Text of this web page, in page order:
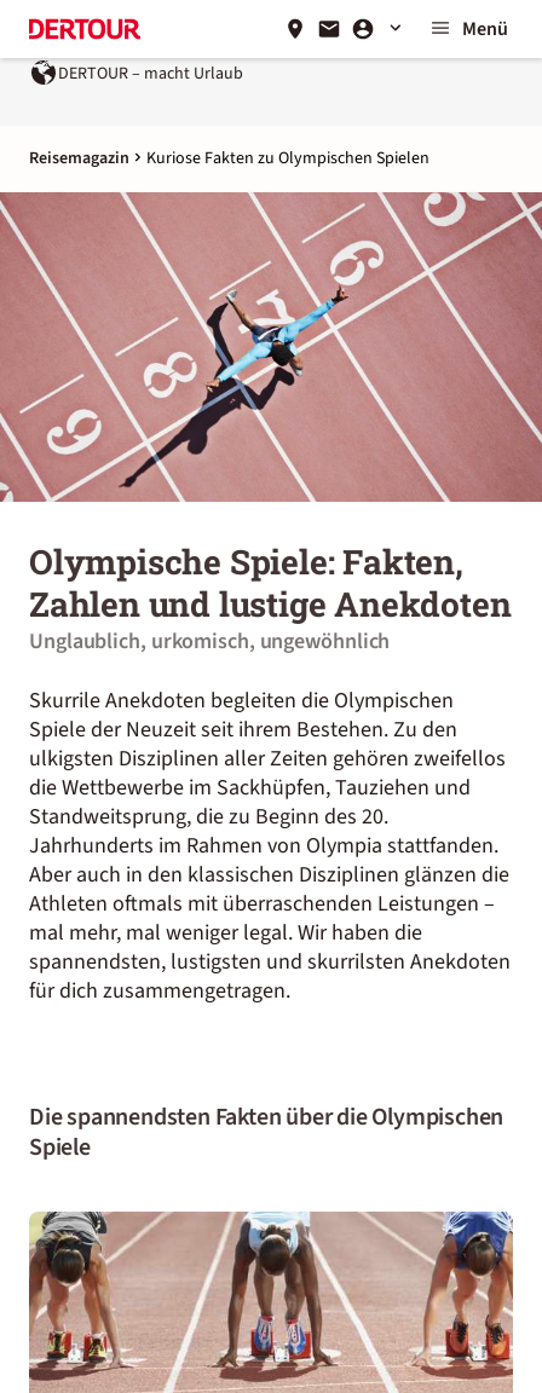
Menü
DERTOUR – macht Urlaub
Reisemagazin Kuriose Fakten zu Olympischen Spielen
Olympische Spiele: Fakten,
Zahlen und lustige Anekdoten
Unglaublich, urkomisch, ungewöhnlich
Skurrile Anekdoten begleiten die Olympischen
Spiele der Neuzeit seit ihrem Bestehen. Zu den
ulkigsten Disziplinen aller Zeiten gehören zweifellos
die Wettbewerbe im Sackhüpfen, Tauziehen und
Standweitsprung, die zu Beginn des 20.
Jahrhunderts im Rahmen von Olympia stattfanden.
Aber auch in den klassischen Disziplinen glänzen die
Athleten oftmals mit überraschenden Leistungen –
mal mehr, mal weniger legal. Wir haben die
spannendsten, lustigsten und skurrilsten Anekdoten
für dich zusammengetragen.
Die spannendsten Fakten über die Olympischen
Spiele